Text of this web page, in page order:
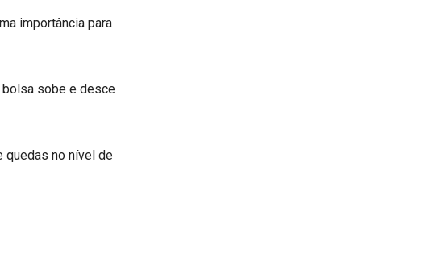
importância para
bolsa sobe e desce
quedas no nível de